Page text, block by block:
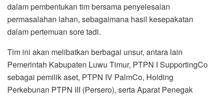
dalam pembentukan tim bersama penyelesaian
permasalahan lahan, sebagaimana hasil kesepakatan
dalam pertemuan sore tadi.
Tim ini akan melibatkan berbagai unsur, antara lain
Pemerintah Kabupaten Luwu Timur, PTPN I SupportingCo
sebagai pemilik aset, PTPN IV PalmCo, Holding
Perkebunan PTPN III (Persero), serta Aparat Penegak